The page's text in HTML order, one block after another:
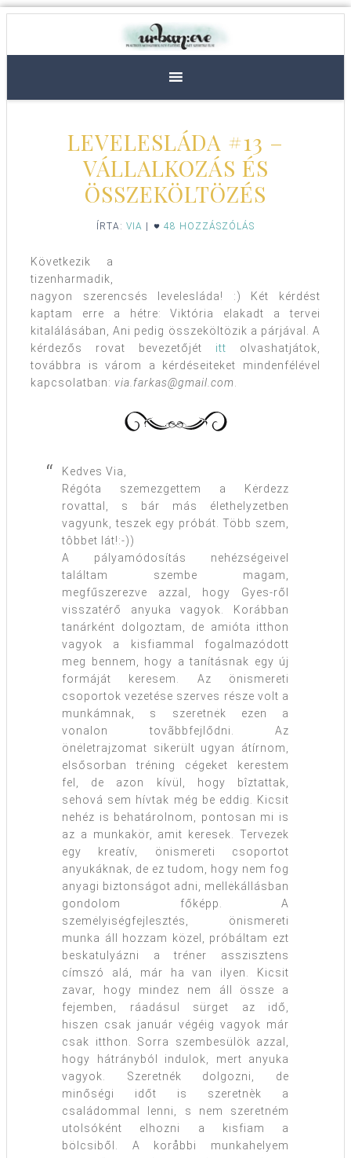
LEVELESLÁDA #13 –
VÁLLALKOZÁS ÉS
ÖSSZEKÖLTÖZÉS
ÍRTA: VIA 48 HOZZÁSZÓLÁS
Következik a
tizenharmadik,
nagyon szerencsés levelesláda! :) Két kérdést
kaptam erre a hétre: Viktória elakadt a tervei
kitalálásában, Ani pedig összeköltözik a párjával. A
kérdezős rovat bevezetőjét itt olvashatjátok,
továbbra is várom a kérdéseiteket mindenfélével
kapcsolatban: via.farkas@gmail.com.
Kedves Via,
Régóta szemezgettem a Kėrdezz
rovattal, s bár más élethelyzetben
vagyunk, teszek egy próbát. Több szem,
tôbbet lát!:-))
A pályamódosítás nehézségeivel
találtam szembe magam,
megfűszerezve azzal, hogy Gyes-ről
visszatérő anyuka vagyok. Korábban
tanárként dolgoztam, de amióta itthon
vagyok a kisfiammal fogalmazódott
meg bennem, hogy a tanításnak egy új
formáját keresem. Az önismereti
csoportok vezetése szerves része volt a
munkámnak, s szeretnėk ezen a
vonalon tovãbbfejlődni. Az
önėletrajzomat sikerült ugyan átírnom,
elsősorban tréning cégeket kerestem
fel, de azon kívül, hogy bîztattak,
sehová sem hívtak még be eddig. Kicsit
nehéz is behatárolnom, pontosan mi is
az a munkakör, amit keresek. Tervezek
egy kreatív, önismereti csoportot
anyukáknak, de ez tudom, hogy nem fog
anyagi biztonságot adni, mellėkállásban
gondolom főképp. A
szemėlyiségfejlesztés, önismereti
munka áll hozzam közel, próbáltam ezt
beskatulyázni a tréner asszisztens
címszó alá, már ha van ilyen. Kicsit
zavar, hogy mindez nem áll össze a
fejemben, ráadásul sürget az idő,
hiszen csak január végéig vagyok már
csak itthon. Sorra szembesülök azzal,
hogy hátrányból indulok, mert anyuka
vagyok. Szeretnék dolgozni, de
minőségi időt is szeretnèk a
családommal lenni, s nem szeretném
utolsóként elhozni a kisfiam a
bölcsiből. A koråbbi munkahelyem